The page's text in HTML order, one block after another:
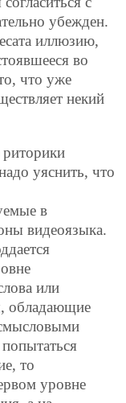
убежден.
иллюзию,
во
что уже
некий
уяснить, что
в
видеоязыка.
или
обладающие
то
уровне